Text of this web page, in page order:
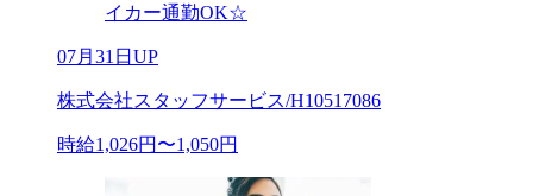
イカー通勤OK☆
07月31日UP
株式会社スタッフサービス/H10517086
時給1,026円〜1,050円